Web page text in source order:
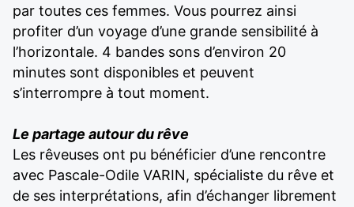
par toutes ces femmes. Vous pourrez ainsi
profiter d’un voyage d’une grande sensibilité à
l’horizontale. 4 bandes sons d’environ 20
minutes sont disponibles et peuvent
s’interrompre à tout moment.
Le partage autour du rêve
Les rêveuses ont pu bénéficier d’une rencontre
avec Pascale-Odile VARIN, spécialiste du rêve et
de ses interprétations, afin d’échanger librement